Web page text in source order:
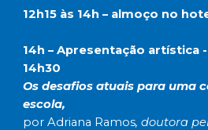
12h15 às 14h – almoço no
14h – Apresentação artística
14h30
Os desafios atuais para uma
escola,
por Adriana Ramos, doutora